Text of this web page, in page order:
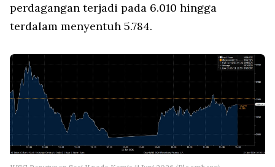
perdagangan terjadi pada 6.010 hingga
terdalam menyentuh 5.784.